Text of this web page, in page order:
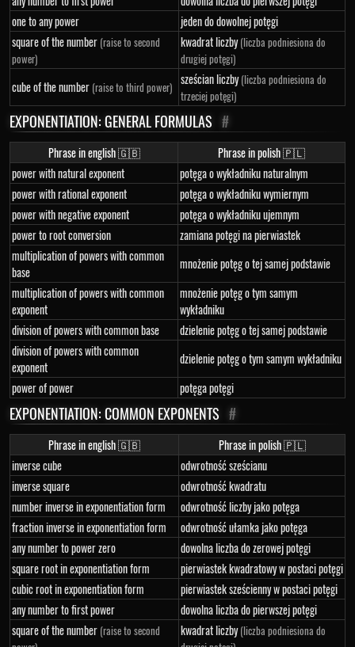
one to any power
jeden do dowolnej potęgi
square of the number (raise to second
power)
kwadrat liczby(liczba podniesiona do
drugiej potęgi)
cube of the number (raise to third power) sześcian liczby(liczba podniesiona do
trzeciej potęgi)
EXPONENTIATION: GENERAL FORMULAS #
Phrase in english 🇬🇧
Phrase in polish 🇵🇱
power with natural exponent
potęga o wykładniku naturalnym
power with rational exponent
potęga o wykładniku wymiernym
power with negative exponent
potęga o wykładniku ujemnym
power to root conversion
zamiana potęgi na pierwiastek
multiplication of powers with common
base
mnożenie potęg o tej samej podstawie
multiplication of powers with common
exponent
mnożenie potęg o tym samym
wykładniku
division of powers with common base
dzielenie potęg o tej samej podstawie
division of powers with common
exponent
dzielenie potęg o tym samym wykładniku
power of power
potęga potęgi
EXPONENTIATION: COMMON EXPONENTS #
Phrase in english 🇬🇧
Phrase in polish 🇵🇱
inverse cube
odwrotność sześcianu
inverse square
odwrotność kwadratu
number inverse in exponentiation form
odwrotność liczby jako potęga
fraction inverse in exponentiation form
odwrotność ułamka jako potęga
any number to power zero
dowolna liczba do zerowej potęgi
square root in exponentiation form
pierwiastek kwadratowy w postaci potęgi
cubic root in exponentiation form
pierwiastek sześcienny w postaci potęgi
any number to first power
dowolna liczba do pierwszej potęgi
square of the number (raise to second
kwadrat liczby(liczba podniesiona do